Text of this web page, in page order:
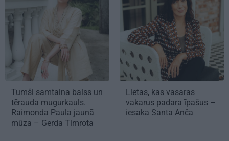
Tumši samtaina balss un
tērauda mugurkauls.
Raimonda Paula jaunā
mūza – Gerda Timrota
Lietas, kas vasaras
vakarus padara īpašus –
iesaka Santa Anča